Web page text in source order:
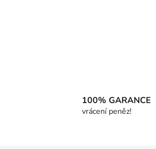
100% GARANCE
vrácení peněz!